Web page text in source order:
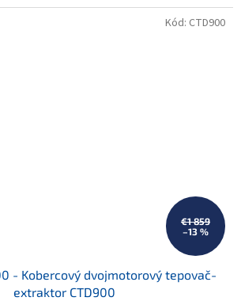
€1 859
–13 %
- Kobercový dvojmotorový tepovač-
extraktor CTD900
Kód: CTD900